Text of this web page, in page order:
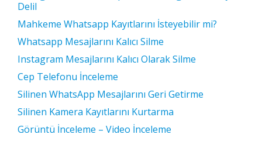
Delil
Mahkeme Whatsapp Kayıtlarını İsteyebilir mi?
Whatsapp Mesajlarını Kalıcı Silme
Instagram Mesajlarını Kalıcı Olarak Silme
Cep Telefonu İnceleme
Silinen WhatsApp Mesajlarını Geri Getirme
Silinen Kamera Kayıtlarını Kurtarma
Görüntü İnceleme – Video İnceleme